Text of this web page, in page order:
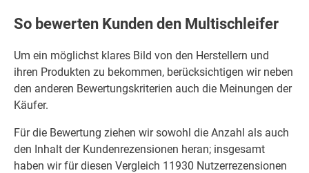
So bewerten Kunden den Multischleifer
Um ein möglichst klares Bild von den Herstellern und
ihren Produkten zu bekommen, berücksichtigen wir neben
den anderen Bewertungskriterien auch die Meinungen der
Käufer.
Für die Bewertung ziehen wir sowohl die Anzahl als auch
den Inhalt der Kundenrezensionen heran; insgesamt
haben wir für diesen Vergleich 11930 Nutzerrezensionen